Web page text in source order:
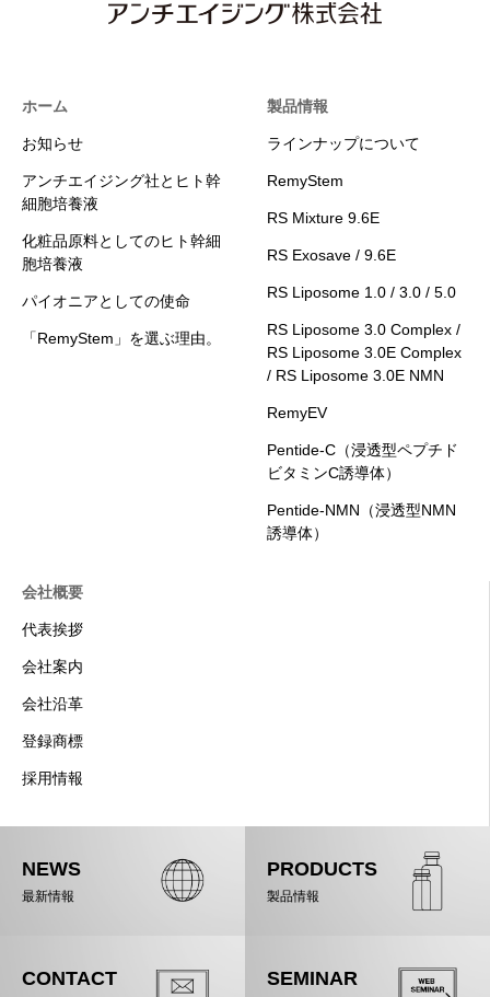
ホーム
お知らせ
アンチエイジング社とヒト幹
細胞培養液
化粧品原料としてのヒト幹細
胞培養液
パイオニアとしての使命
「RemyStem」を選ぶ理由。
製品情報
ラインナップについて
RemyStem
RS Mixture 9.6E
RS Exosave / 9.6E
RS Liposome 1.0 / 3.0 / 5.0
RS Liposome 3.0 Complex /
RS Liposome 3.0E Complex
/ RS Liposome 3.0E NMN
RemyEV
Pentide-C（浸透型ペプチド
ビタミンC誘導体）
Pentide-NMN（浸透型NMN
誘導体）
会社概要
代表挨拶
会社案内
会社沿革
登録商標
採用情報
NEWS
最新情報
PRODUCTS
製品情報
CONTACT SEMINAR